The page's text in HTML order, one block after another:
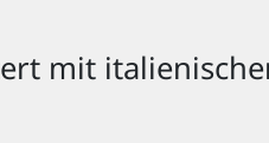
mit